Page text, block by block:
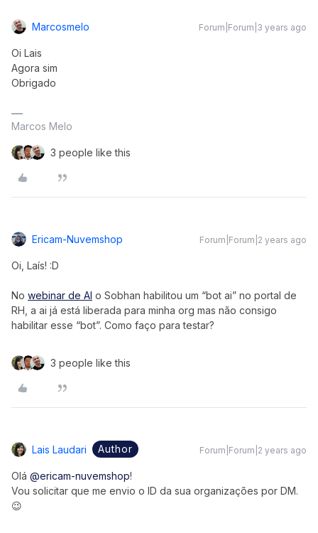
Marcosmelo Forum|Forum|3 years ago
Oi Lais
Agora sim
Obrigado
Marcos Melo
3 people like this
Ericam-Nuvemshop Forum|Forum|2 years ago
Oi, Laís! :D
No webinar de AI o Sobhan habilitou um “bot ai” no portal de
RH, a ai já está liberada para minha org mas não consigo
habilitar esse “bot”. Como faço para testar?
3 people like this
Lais Laudari Author Forum|Forum|2 years ago
Olá @ericam-nuvemshop!
Vou solicitar que me envio o ID da sua organizações por DM.
😉